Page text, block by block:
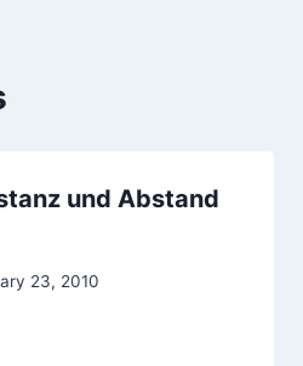
und Abstand
23, 2010